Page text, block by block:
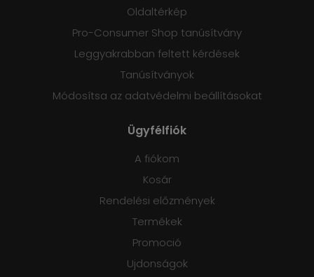
Oldaltérkép
Pro-Consumer Shop tanúsítvány
Leggyakrabban feltett kérdések
Tanúsítványok
Módosítsa az adatvédelmi beállításokat
Ügyfélfiók
A fiókom
Kosár
Rendelési előzmények
Termékek
Promoció
Ujdonságok